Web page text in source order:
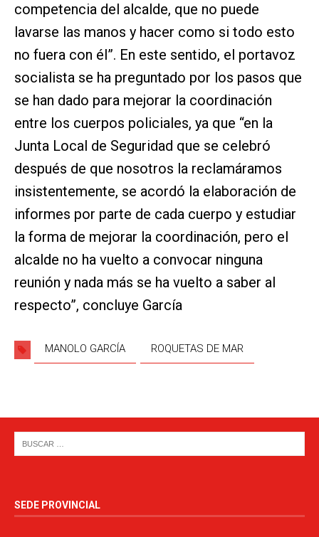
competencia del alcalde, que no puede
lavarse las manos y hacer como si todo esto
no fuera con él”. En este sentido, el portavoz
socialista se ha preguntado por los pasos que
se han dado para mejorar la coordinación
entre los cuerpos policiales, ya que “en la
Junta Local de Seguridad que se celebró
después de que nosotros la reclamáramos
insistentemente, se acordó la elaboración de
informes por parte de cada cuerpo y estudiar
la forma de mejorar la coordinación, pero el
alcalde no ha vuelto a convocar ninguna
reunión y nada más se ha vuelto a saber al
respecto”, concluye García
MANOLO GARCÍA ROQUETAS DE MAR
SEDE PROVINCIAL